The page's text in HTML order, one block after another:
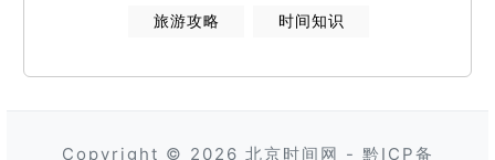
旅游攻略 时间知识
Copyright © 2026 北京时间网 - 黔ICP备